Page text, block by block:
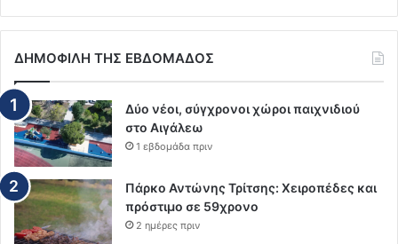
ΔΗΜΟΦΙΛΗ ΤΗΣ ΕΒΔΟΜΑΔΟΣ
Δύο νέοι, σύγχρονοι χώροι παιχνιδιού
στο Αιγάλεω
1 εβδομάδα πριν
Πάρκο Αντώνης Τρίτσης: Χειροπέδες και
πρόστιμο σε 59χρονο
2 ημέρες πριν